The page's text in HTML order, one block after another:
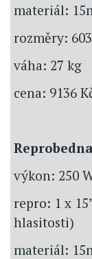
materiál:
rozměry:
váha: 27 kg
cena: 9136
výkon: 250
repro: 1 x
hlasitosti)
materiál: